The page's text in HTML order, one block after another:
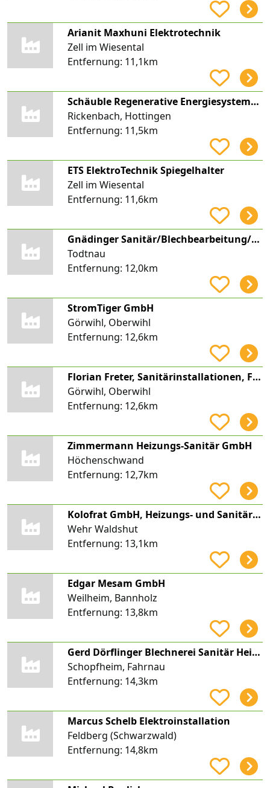
Arianit Maxhuni Elektrotechnik
Zell im Wiesental
Entfernung: 11,1km
Schäuble Regenerative Energiesysteme GmbH
Rickenbach, Hottingen
Entfernung: 11,5km
ETS ElektroTechnik Spiegelhalter
Zell im Wiesental
Entfernung: 11,6km
Gnädinger Sanitär/Blechbearbeitung/Solar
Todtnau
Entfernung: 12,0km
StromTiger GmbH
Görwihl, Oberwihl
Entfernung: 12,6km
Florian Freter, Sanitärinstallationen, Freter Gebäudetechnik
Görwihl, Oberwihl
Entfernung: 12,6km
Zimmermann Heizungs-Sanitär GmbH
Höchenschwand
Entfernung: 12,7km
Kolofrat GmbH, Heizungs- und Sanitärtechnik, Blechnerei, Flachdachbau
Wehr Waldshut
Entfernung: 13,1km
Edgar Mesam GmbH
Weilheim, Bannholz
Entfernung: 13,8km
Gerd Dörflinger Blechnerei Sanitär Heizung
Schopfheim, Fahrnau
Entfernung: 14,3km
Marcus Schelb Elektroinstallation
Feldberg (Schwarzwald)
Entfernung: 14,8km